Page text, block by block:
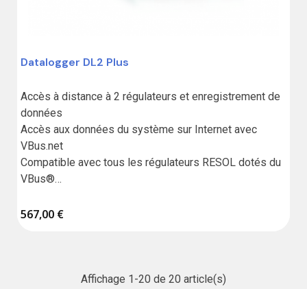
Datalogger DL2 Plus
Accès à distance à 2 régulateurs et enregistrement de
données
Accès aux données du système sur Internet avec
VBus.net
Compatible avec tous les régulateurs RESOL dotés du
VBus®
paramétrage RPT
567,00 €
Affichage 1-20 de 20 article(s)